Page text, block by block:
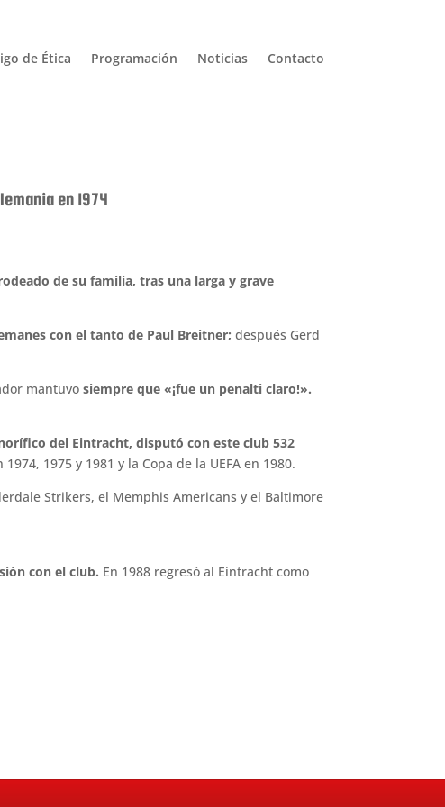
de Ética Programación Noticias Contacto
en 1974
de su familia, tras una larga y grave
con el tanto de Paul Breitner; después Gerd
mantuvosiempre que «¡fue un penalti claro!».
del Eintracht, disputó con este club 532
1975 y 1981 y la Copa de la UEFA en 1980.
Strikers, el Memphis Americans y el Baltimore
con el club. En 1988 regresó al Eintracht como